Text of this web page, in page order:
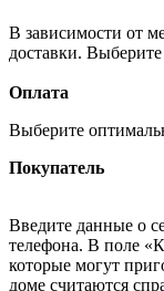
В зависимости от
доставки.
Оплата
Выберите
Покупатель
Введите данные о
телефона. В поле
которые могут
доме считаются